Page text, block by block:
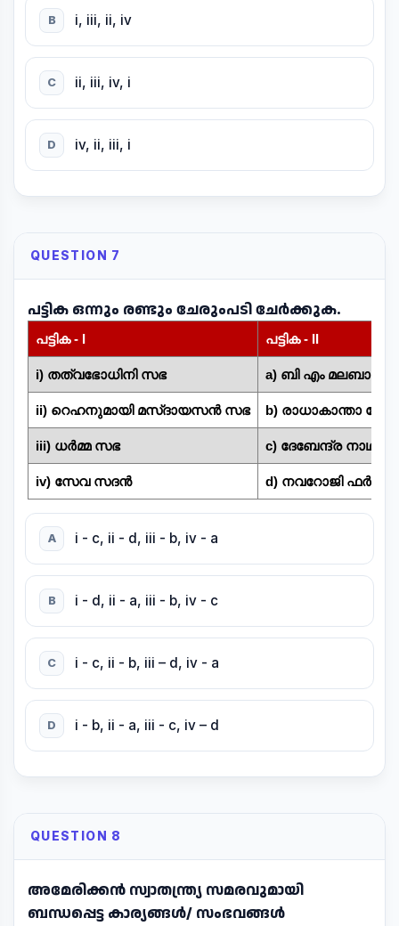
B i, iii, ii, iv
C ii, iii, iv, i
D iv, ii, iii, i
QUESTION 7
പട്ടിക ഒന്നും രണ്ടും ചേരുംപടി ചേർക്കുക.
പട്ടിക - I പട്ടിക - II
i) തത്വഭോധിനി സഭ a) ബി എം മലബാറി
ii) റെഹനുമായി മസ്ദായസൻ സഭ b) രാധാകാന്താ ദേവ്
iii) ധർമ്മ സഭ c) ദേബേന്ദ്ര നാഥ
iv) സേവ സദൻ d) നവറോജി
A i - c, ii - d, iii - b, iv - a
B i - d, ii - a, iii - b, iv - c
C i - c, ii - b, iii – d, iv - a
D i - b, ii - a, iii - c, iv – d
QUESTION 8
അമേരിക്കൻ സ്വാതന്ത്ര്യ സമരവുമായി
ബന്ധപ്പെട്ട കാര്യങ്ങൾ/ സംഭവങ്ങൾ